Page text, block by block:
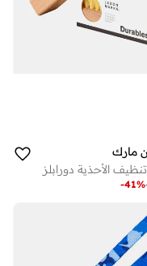
مارك
الأحذية دورابلز
-41%